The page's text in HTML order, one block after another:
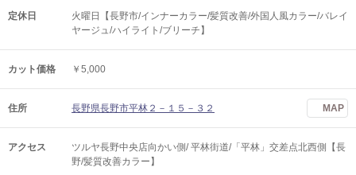
定休日
火曜日【長野市/インナーカラー/髪質改善/外国人風カラー/バレイ
ヤージュ/ハイライト/ブリーチ】
カット価格 ￥5,000
住所 長野県長野市平林２－１５－３２ MAP
アクセス
ツルヤ長野中央店向かい側/ 平林街道/「平林」交差点北西側【長
野/髪質改善カラー】